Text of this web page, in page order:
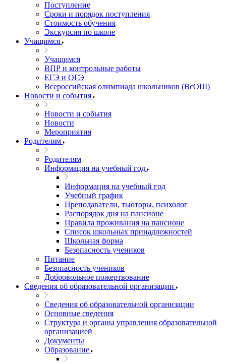
Поступление
Сроки и порядок поступления
Стоимость обучения
Экскурсия по школе
Учащимся
Учащимся
ВПР и контрольные работы
ЕГЭ и ОГЭ
Всероссийская олимпиада школьников (ВсОШ)
Новости и события
Новости и события
Новости
Мероприятия
Родителям
Родителям
Информация на учебный год
Информация на учебный год
Учебный график
Преподаватели, тьюторы, психолог
Распорядок дня на пансионе
Правила проживания на пансионе
Список школьных принадлежностей
Школьная форма
Безопасность учеников
Питание
Безопасность учеников
Добровольное пожертвование
Сведения об образовательной организации
Сведения об образовательной организации
Основные сведения
Структура и органы управления образовательной
организацией
Документы
Образование